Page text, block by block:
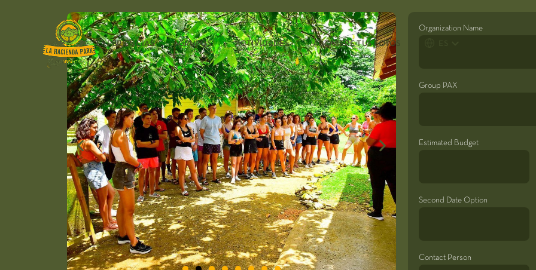
EXPERIENCIAS GRUPOS ACTIVIDADES ADQUIERE TUS FOTOS
Organization Name
Group PAX
Estimated Budget
Second Date Option
Contact Person